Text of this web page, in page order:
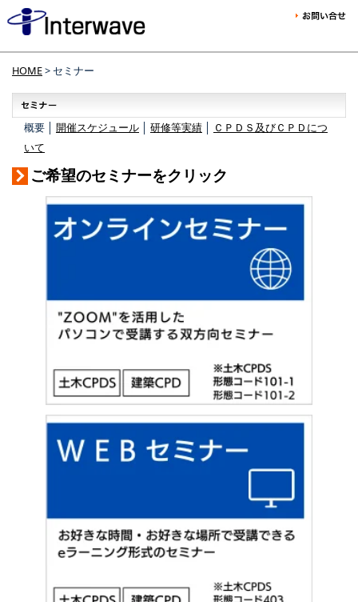
HOME> セミナー
概要 │ 開催スケジュール 研修等実績
ＣＰＤＳ及びＣＰＤにつ
いて
ご希望のセミナーをクリック